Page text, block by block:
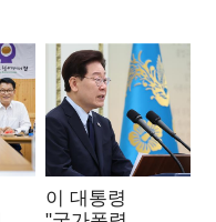
이 대통령